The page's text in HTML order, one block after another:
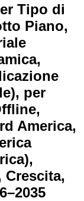
Tipo di
Piano,
per
America,
Crescita,